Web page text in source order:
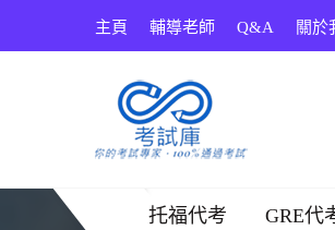
主頁 輔導老師 Q&A 關於
托福代考 GRE代